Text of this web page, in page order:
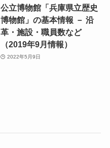
公立博物館「兵庫県立歴史
博物館」の基本情報 － 沿
革・施設・職員数など
（2019年9月情報）
2022年5月9日